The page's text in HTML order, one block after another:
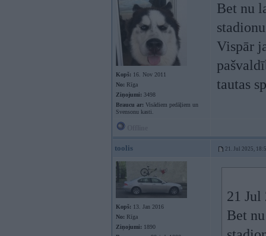
Kopš: 16. Nov 2011
No: Rīga
Ziņojumi: 3498
Braucu ar: Visādiem pedāļiem un
Svensonu kasti.
Bet nu
Vispār
tautas
toolis 21. Jul 2025,
Kopš: 13. Jan 2016
No: Rīga
Ziņojumi: 1890
21
Bet